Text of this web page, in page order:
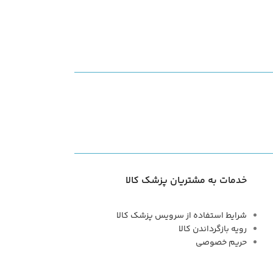
خدمات به مشتریان پزشک کالا
شرایط استفاده از سرویس پزشک کالا
رویه بازگرداندن کالا
حریم خصوصی